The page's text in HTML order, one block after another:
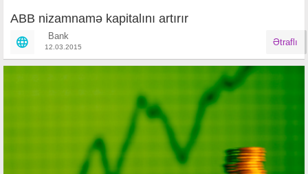
ABB nizamnamə kapitalını artırır
Bank
12.03.2015 Ətraflı